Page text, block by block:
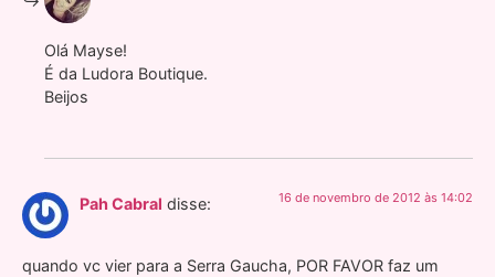
Olá Mayse!
É da Ludora Boutique.
Beijos
Pah Cabral disse: 16 de novembro de 2012 às 14:02
quando vc vier para a Serra Gaucha, POR FAVOR faz um